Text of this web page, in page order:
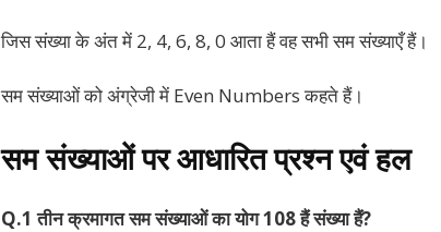
जिस संख्या के अंत में 2, 4, 6, 8, 0 आता हैं वह सभी सम संख्याएँ हैं।
सम संख्याओं को अंग्रेजी में Even Numbers कहते हैं।
सम संख्याओं पर आधारित प्रश्न एवं हल
Q.1 तीन क्रमागत सम संख्याओं का योग 108 हैं संख्या हैं?